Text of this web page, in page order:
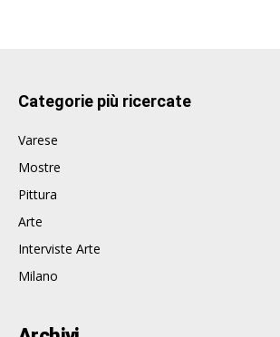
Categorie più ricercate
Varese
Mostre
Pittura
Arte
Interviste Arte
Milano